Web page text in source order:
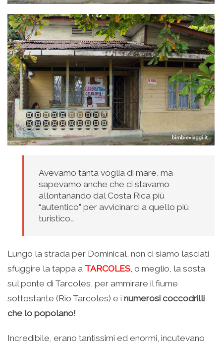
Avevamo tanta voglia di mare, ma
sapevamo anche che ci stavamo
allontanando dal Costa Rica più
“autentico” per avvicinarci a quello più
turistico…
Lungo la strada per Dominical, non ci siamo lasciati
sfuggire la tappa a TARCOLES, o meglio, la sosta
sul ponte di Tarcoles, per ammirare il fiume
sottostante (Rio Tarcoles) e i numerosi coccodrilli
che lo popolano!
Incredibile, erano tantissimi ed enormi, incutevano